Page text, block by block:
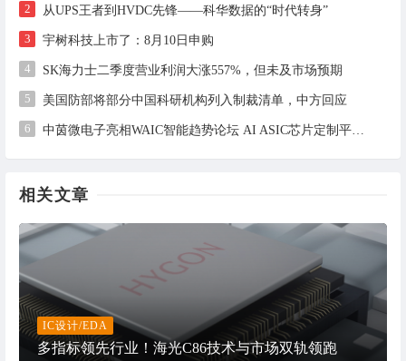
2 从UPS王者到HVDC先锋——科华数据的“时代转身”
3 宇树科技上市了：8月10日申购
4 SK海力士二季度营业利润大涨557%，但未及市场预期
5 美国防部将部分中国科研机构列入制裁清单，中方回应
6
相关文章
IC设计/EDA
多指标领先行业！海光C86技术与市场双轨领跑